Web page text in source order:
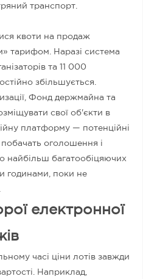
транспорт.
квоти на продаж
тарифом. Наразі система
та 11 000
збільшується.
Фонд держмайна та
свої об'єкти в
платформу — потенційні
оголошення і
найбільш багатообіцяючих
годинами, поки не
електронної
часі ціни лотів завжди
Наприклад,